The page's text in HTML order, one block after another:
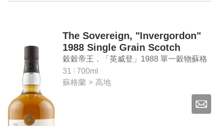
The Sovereign, "Invergordon"
1988 Single Grain Scotch
Whisky
穀穀帝王．「英威登」1988 單一穀物蘇格
蘭威士忌
31
700ml
蘇格蘭 > 高地